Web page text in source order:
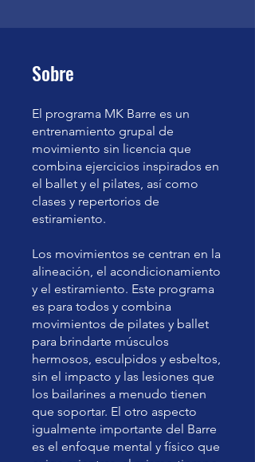
Sobre
El programa MK Barre es un
entrenamiento grupal de
movimiento sin licencia que
combina ejercicios inspirados en
el ballet y el pilates, así como
clases y repertorios de
estiramiento.
Los movimientos se centran en la
alineación, el acondicionamiento
y el estiramiento. Este programa
es para todos y combina
movimientos de pilates y ballet
para brindarte músculos
hermosos, esculpidos y esbeltos,
sin el impacto y las lesiones que
los bailarines a menudo tienen
que soportar. El otro aspecto
igualmente importante del Barre
es el enfoque mental y físico que